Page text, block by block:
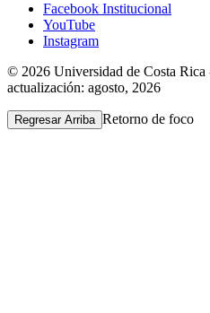
Facebook Institucional
YouTube
Instagram
© 2026 Universidad de Costa Rica
actualización: agosto, 2026
Regresar Arriba Retorno de foco